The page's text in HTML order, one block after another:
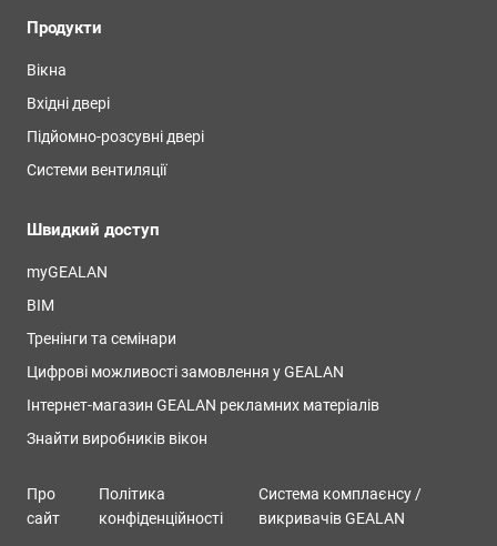
Продукти
Вікна
Вхідні двері
Підйомно-розсувні двері
Системи вентиляції
Швидкий доступ
myGEALAN
BIM
Тренінги та семінари
Цифрові можливості замовлення у GEALAN
Інтернет-магазин GEALAN рекламних матеріалів
Знайти виробників вікон
Про
сайт
Політика
конфіденційності
Система комплаєнсу /
викривачів GEALAN